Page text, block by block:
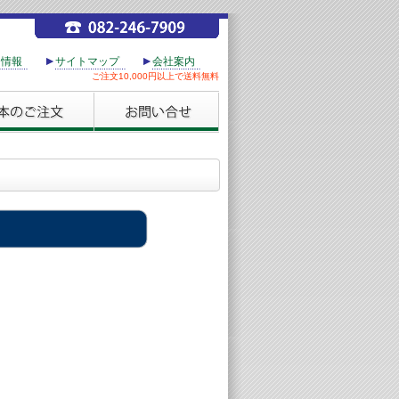
会社案内
サイトマップ
報
ご注文10,000円以上で送料無料